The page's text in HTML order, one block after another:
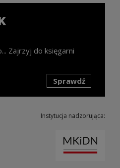
Zajrzyj do księgarni
Sprawdź
Instytucja nadzorująca: